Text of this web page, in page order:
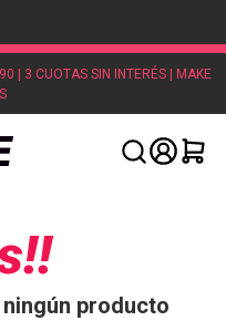
| 3 CUOTAS SIN INTERÉS | MAKE
producto